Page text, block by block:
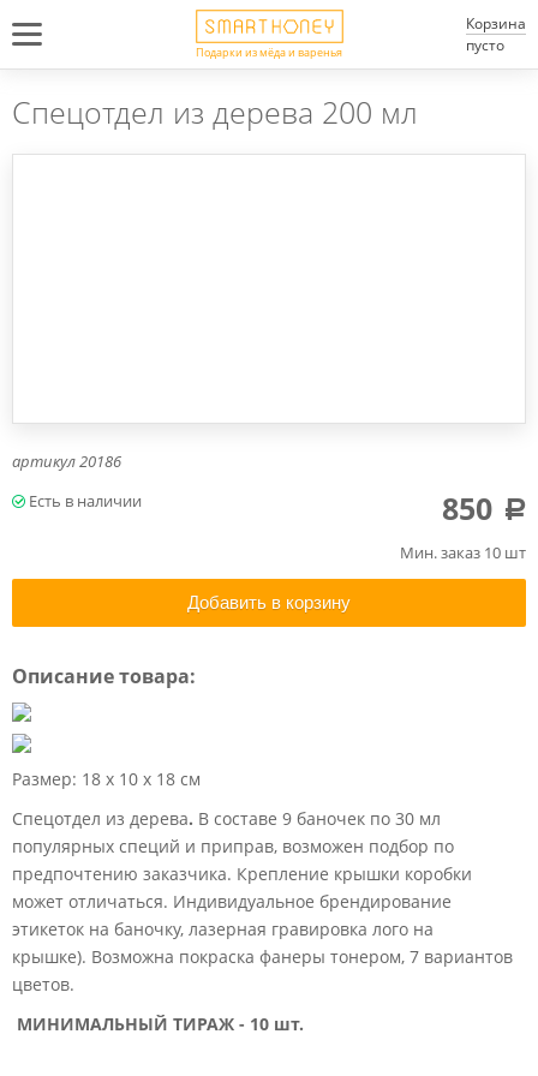
Подарки из мёда и варенья
Корзина
пусто
Спецотдел из дерева 200 мл
артикул20186
Мин. заказ 10 шт
850 a
Добавить в корзину
Описание товара:
Размер: 18 х 10 х 18 см
Спецотдел из дерева. В составе 9 баночек по 30 мл
популярных специй и приправ, возможен подбор по
предпочтению заказчика. Крепление крышки коробки
может отличаться. Индивидуальное брендирование
этикеток на баночку, лазерная гравировка лого на
крышке). Возможна покраска фанеры тонером, 7 вариантов
цветов.
МИНИМАЛЬНЫЙ ТИРАЖ - 10 шт.